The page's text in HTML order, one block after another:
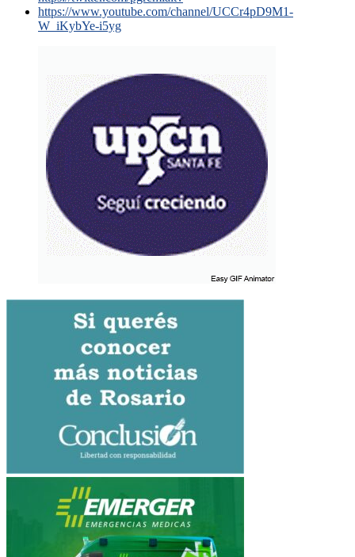
https://www.youtube.com/channel/UCCr4pD9M1-
W_iKybYe-i5yg